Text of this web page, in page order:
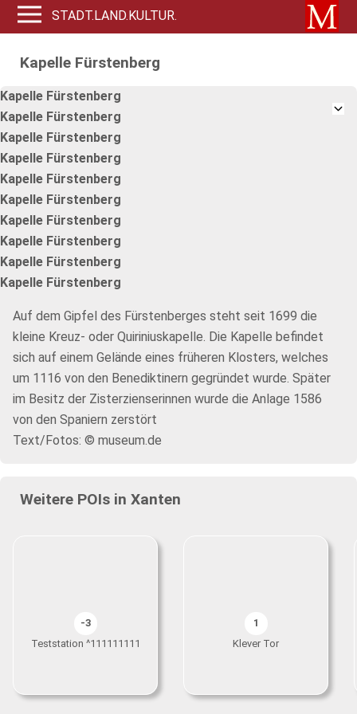
STADT.LAND.KULTUR.
Kapelle Fürstenberg
Kapelle Fürstenberg
Kapelle Fürstenberg
Kapelle Fürstenberg
Kapelle Fürstenberg
Kapelle Fürstenberg
Kapelle Fürstenberg
Kapelle Fürstenberg
Kapelle Fürstenberg
Kapelle Fürstenberg
Kapelle Fürstenberg
Auf dem Gipfel des Fürstenberges steht seit 1699 die
kleine Kreuz- oder Quiriniuskapelle. Die Kapelle befindet
sich auf einem Gelände eines früheren Klosters, welches
um 1116 von den Benediktinern gegründet wurde. Später
im Besitz der Zisterzienserinnen wurde die Anlage 1586
von den Spaniern zerstört
Text/Fotos: © museum.de
Weitere POIs in Xanten
-3
Teststation ^111111111
1
Klever Tor